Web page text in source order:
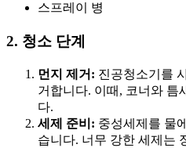
스프레이 병
2. 청소 단계
먼지 제거: 진공청소기를
거합니다. 이때, 코너와 틈
다.
세제 준비: 중성세제를 물
습니다. 너무 강한 세제는